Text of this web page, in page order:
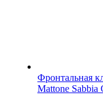
Фронтальная
Mattone